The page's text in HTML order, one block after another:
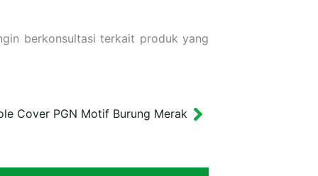
berkonsultasi terkait produk yang
Cover PGN Motif Burung MerakNext